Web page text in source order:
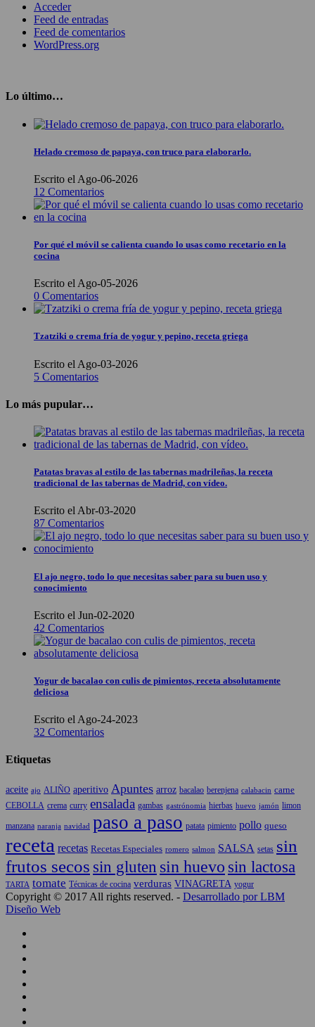
Acceder
Feed de entradas
Feed de comentarios
WordPress.org
Lo último…
Helado cremoso de papaya, con truco para elaborarlo.
Escrito el Ago-06-2026
12 Comentarios
Por qué el móvil se calienta cuando lo usas como recetario en la
cocina
Escrito el Ago-05-2026
0 Comentarios
Tzatziki o crema fría de yogur y pepino, receta griega
Escrito el Ago-03-2026
5 Comentarios
Lo más pupular…
Patatas bravas al estilo de las tabernas madrileñas, la receta
tradicional de las tabernas de Madrid, con vídeo.
Escrito el Abr-03-2020
87 Comentarios
El ajo negro, todo lo que necesitas saber para su buen uso y
conocimiento
Escrito el Jun-02-2020
42 Comentarios
Yogur de bacalao con culis de pimientos, receta absolutamente
deliciosa
Escrito el Ago-24-2023
32 Comentarios
Etiquetas
aceite ajo ALIÑO aperitivo Apuntes arroz bacalao berenjena calabacin carne
CEBOLLA crema curry ensalada gambas gastrónomia hierbas huevo jamón limon
manzana naranja navidad paso a paso patata pimiento pollo queso
receta recetas Recetas Especiales romero salmon SALSA setas sin
frutos secos sin gluten sin huevo sin lactosa
TARTA tomate Técnicas de cocina verduras VINAGRETA yogur
Copyright © 2017 All rights reserved. - Desarrollado por LBM
Diseño Web